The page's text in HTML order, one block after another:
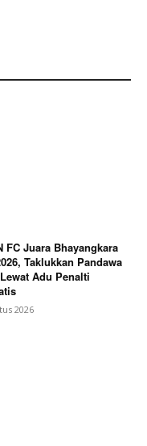
FC Juara Bhayangkara
Taklukkan Pandawa
Adu Penalti
2026